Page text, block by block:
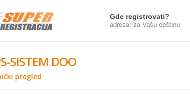
Gde registrovati?
adresar za Vašu opštinu
SISTEM DOO
pregled